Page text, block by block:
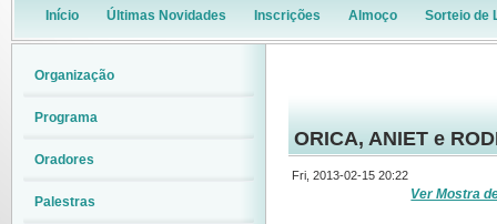
Início Últimas Novidades Inscrições Almoço Sorteio de
ORICA, ANIET e
Fri, 2013-02-15 20:22
Ver Mostra
Organização
Programa
Oradores
Palestras